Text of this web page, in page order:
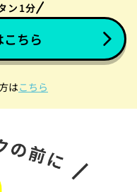
ン1分
ちら
はこちら